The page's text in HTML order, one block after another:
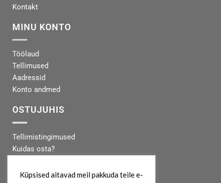
Kontakt
MINU KONTO
Töölaud
Tellimused
Aadressid
Konto andmed
OSTUJUHIS
Tellimistingimused
Kuidas osta?
Tarneinfo
Küpsised aitavad meil pakkuda teile e-